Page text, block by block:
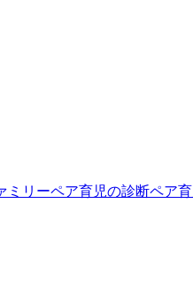
ミリーペア育児の診断ペア